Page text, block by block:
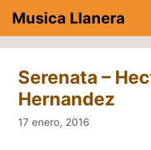
contenido
Musica Llanera
Serenata –
Hernandez
17 enero, 2016